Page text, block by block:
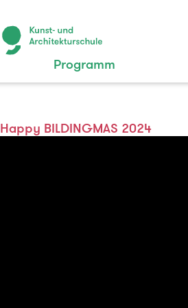
Programm
Happy BILDINGMAS 2024